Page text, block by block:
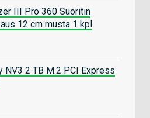
III Pro 360 Suoritin
12 cm musta 1 kpl
NV3 2 TB M.2 PCI Express